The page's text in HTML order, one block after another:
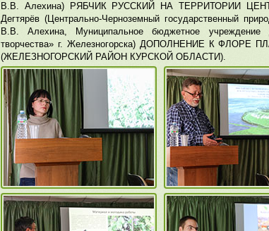
В.В. Алехина) РЯБЧИК РУССКИЙ НА ТЕРРИТОРИИ
Дегтярёв (Центрально-Черноземный государственный
В.В. Алехина, Муниципальное бюджетное учреждение
творчества» г. Железногорска) ДОПОЛНЕНИЕ К
(ЖЕЛЕЗНОГОРСКИЙ РАЙОН КУРСКОЙ ОБЛАСТИ).